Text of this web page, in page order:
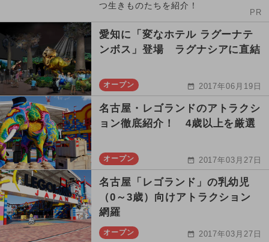
つ生きものたちを紹介！
PR
愛知に「変なホテル ラグーナテ
ンボス」登場 ラグナシアに直結
オープン 2017年06月19日
名古屋・レゴランドのアトラクシ
ョン徹底紹介！ 4歳以上を厳選
オープン 2017年03月27日
名古屋「レゴランド」の乳幼児
（0～3歳）向けアトラクション
網羅
オープン 2017年03月27日